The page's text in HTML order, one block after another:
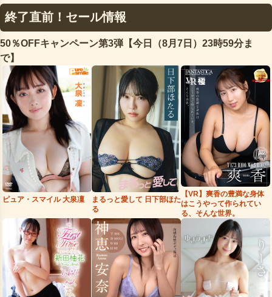
終了直前！セール情報
50％OFFキャンペーン第3弾【今日（8月7日）23時59分ま
で】
ピュア・スマイル 大泉凜
まるっと愛して 日下部ほた
る
【VR】爽香の豊満な身体
はこうやって作られてい
る、そんな世界。